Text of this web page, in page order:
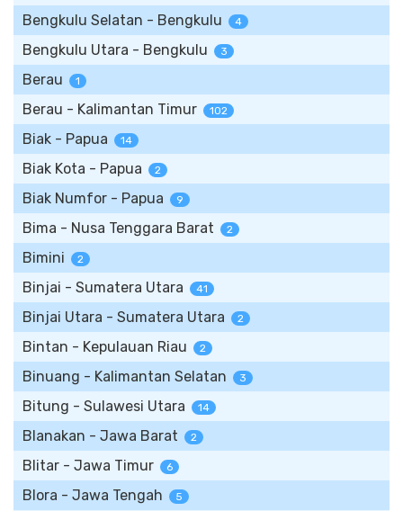
Bengkulu Selatan - Bengkulu 4
Bengkulu Utara - Bengkulu 3
Berau 1
Berau - Kalimantan Timur 102
Biak - Papua 14
Biak Kota - Papua 2
Biak Numfor - Papua 9
Bima - Nusa Tenggara Barat 2
Bimini 2
Binjai - Sumatera Utara 41
Binjai Utara - Sumatera Utara 2
Bintan - Kepulauan Riau 2
Binuang - Kalimantan Selatan 3
Bitung - Sulawesi Utara 14
Blanakan - Jawa Barat 2
Blitar - Jawa Timur 6
Blora - Jawa Tengah 5